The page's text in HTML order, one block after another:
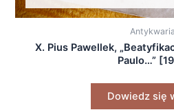
X. Pius Pawellek,
Paulo…”
Dowiedz się